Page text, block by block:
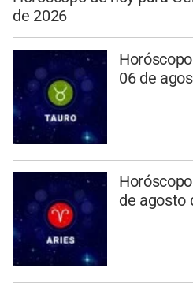
de 2026
06 de
de agosto